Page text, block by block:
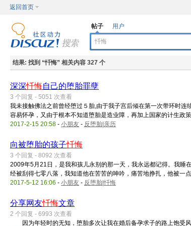
返回首页
帖子 用户
结果: 找到 “忏悔” 相关内容 327 个
深深忏悔自己的堕胎罪孽
3 个回复 - 5051 次查看
我未接触佛法之前曾经堕过５胎,由于我子宫后倾在第一次带环时
容易怀孕，又由于根本不知道堕胎是造业障，再加上国家的计生政
2017-2-15 20:58 - 小朋友 - 反堕胎|亲历
向被堕胎的孩子忏悔
3 个回复 - 8092 次查看
2009年5月21日，是我和孩儿永别的那一天，我永远都记得。我睡
经被刮得七零八落，我知道他在苦苦的呻吟，痛苦地挣扎，他被一
2017-5-12 16:06 - 小朋友 - 反堕胎|忏悔
分享网友忏悔文章
2 个回复 - 6993 次查看
因为年轻时的无知，堕胎多次让我在婚后备孕求子的路上饱受